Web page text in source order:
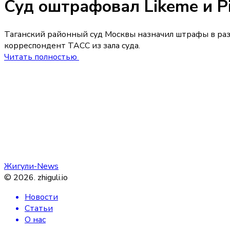
Суд оштрафовал Likeme и
Таганский районный суд Москвы назначил штрафы в
корреспондент ТАСС из зала суда.
Читать полностью
Жигули-News
© 2026. zhiguli.io
Новости
Статьи
О нас